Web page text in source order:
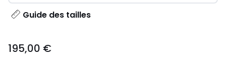
Guide des tailles
€.
195,00 €